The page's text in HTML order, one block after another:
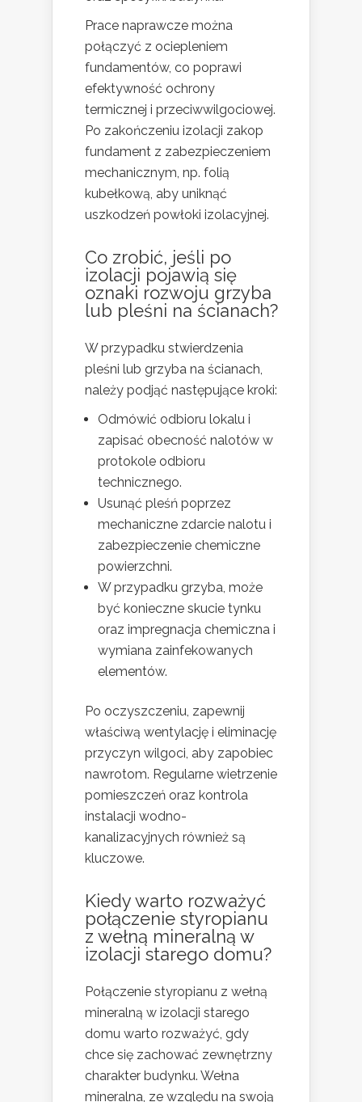
Prace naprawcze można
połączyć z ociepleniem
fundamentów, co poprawi
efektywność ochrony
termicznej i przeciwwilgociowej.
Po zakończeniu izolacji zakop
fundament z zabezpieczeniem
mechanicznym, np. folią
kubełkową, aby uniknąć
uszkodzeń powłoki izolacyjnej.
Co zrobić, jeśli po
izolacji pojawią się
oznaki rozwoju grzyba
lub pleśni na ścianach?
W przypadku stwierdzenia
pleśni lub grzyba na ścianach,
należy podjąć następujące kroki:
Odmówić odbioru lokalu i
zapisać obecność nalotów w
protokole odbioru
technicznego.
Usunąć pleśń poprzez
mechaniczne zdarcie nalotu i
zabezpieczenie chemiczne
powierzchni.
W przypadku grzyba, może
być konieczne skucie tynku
oraz impregnacja chemiczna i
wymiana zainfekowanych
elementów.
Po oczyszczeniu, zapewnij
właściwą wentylację i eliminację
przyczyn wilgoci, aby zapobiec
nawrotom. Regularne wietrzenie
pomieszczeń oraz kontrola
instalacji wodno-
kanalizacyjnych również są
kluczowe.
Kiedy warto rozważyć
połączenie styropianu
z wełną mineralną w
izolacji starego domu?
Połączenie styropianu z wełną
mineralną w izolacji starego
domu warto rozważyć, gdy
chce się zachować zewnętrzny
charakter budynku. Wełna
mineralna, ze względu na swoją